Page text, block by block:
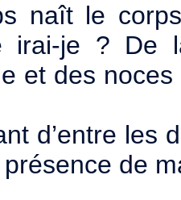
naît le
irai-je ? De
et des
d’entre les
de